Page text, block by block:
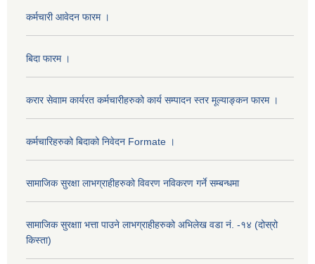
कर्मचारी आवेदन फारम ।
बिदा फारम ।
करार सेवााम कार्यरत कर्मचारीहरुको कार्य सम्पादन स्तर मूल्याङ्कन फारम ।
कर्मचारिहरुको बिदाको निवेदन Formate ।
सामाजिक सुरक्षा लाभग्राहीहरुको विवरण नविकरण गर्ने सम्बन्धमा
सामाजिक सुरक्षाा भत्ता पाउने लाभग्राहीहरुको अभिलेख वडा नं. -१४ (दोस्रो
किस्ता)